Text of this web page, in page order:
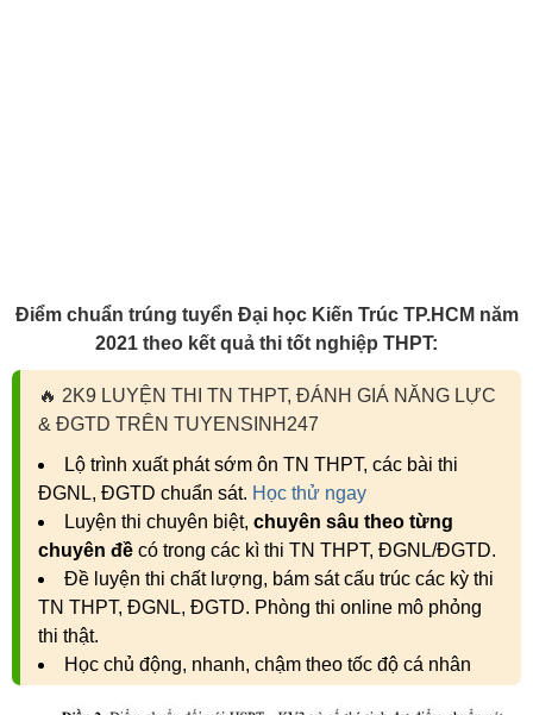
Điểm chuẩn trúng tuyển Đại học Kiến Trúc TP.HCM năm
2021 theo kết quả thi tốt nghiệp THPT:
🔥 2K9 LUYỆN THI TN THPT, ĐÁNH GIÁ NĂNG LỰC
& ĐGTD TRÊN TUYENSINH247
Lộ trình xuất phát sớm ôn TN THPT, các bài thi
ĐGNL, ĐGTD chuẩn sát. Học thử ngay
Luyện thi chuyên biệt, chuyên sâu theo từng
chuyên đề có trong các kì thi TN THPT, ĐGNL/ĐGTD.
Đề luyện thi chất lượng, bám sát cấu trúc các kỳ thi
TN THPT, ĐGNL, ĐGTD. Phòng thi online mô phỏng
thi thật.
Học chủ động, nhanh, chậm theo tốc độ cá nhân